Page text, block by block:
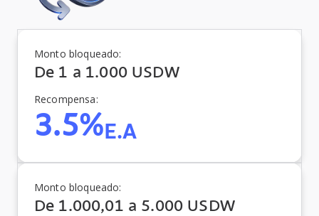
Monto bloqueado:
De 1 a 1.000 USDW
Recompensa:
3.5%E.A
Monto bloqueado:
De 1.000,01 a 5.000 USDW